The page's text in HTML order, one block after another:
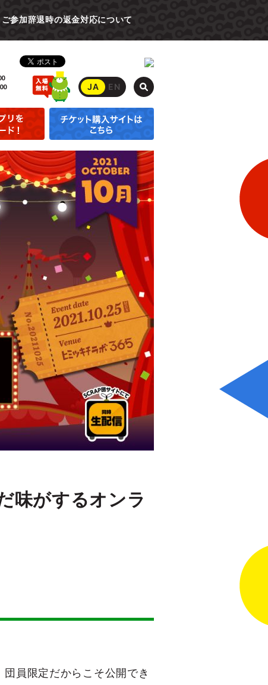
参加辞退時の返金対応について
JA EN
味がするオンラ
員限定だからこそ公開でき